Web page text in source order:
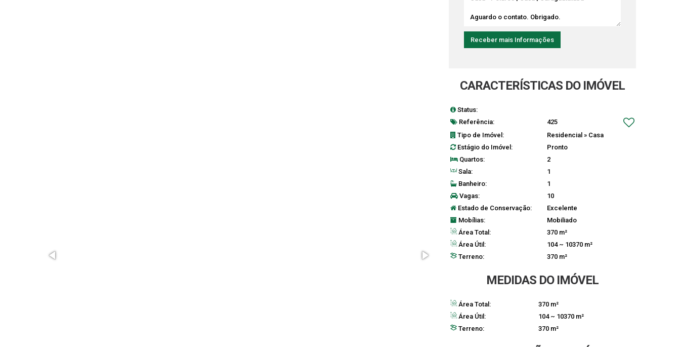
CARACTERÍSTICAS DO IMÓVEL
Status:
Referência:
425
Tipo de Imóvel:
Residencial » Casa
Estágio do Imóvel:
Pronto
Quartos:
2
Sala:
1
Banheiro:
1
Vagas:
10
Estado de Conservação:
Excelente
Mobílias:
Mobiliado
Área Total:
370 m²
Área Útil:
104 ~ 10370 m²
Terreno:
370 m²
MEDIDAS DO IMÓVEL
Área Total:
370 m²
Área Útil:
104 ~ 10370 m²
Terreno:
370 m²